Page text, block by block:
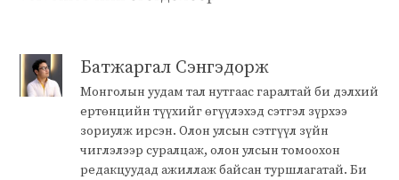
Батжаргал Сэнгэдорж
Монголын уудам тал нутгаас гаралтай би дэлхий
ертөнцийн түүхийг өгүүлэхэд сэтгэл зүрхээ
зориулж ирсэн. Олон улсын сэтгүүл зүйн
чиглэлээр суралцаж, олон улсын томоохон
редакцуудад ажиллаж байсан туршлагатай. Би